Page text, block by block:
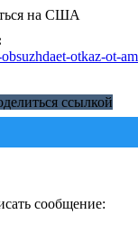
на США
otkaz-ot-
ссылкой
сообщение: